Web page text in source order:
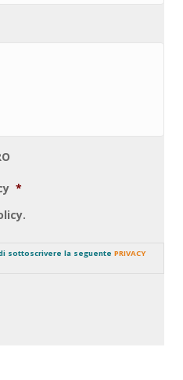
*
sottoscrivere la seguente PRIVACY